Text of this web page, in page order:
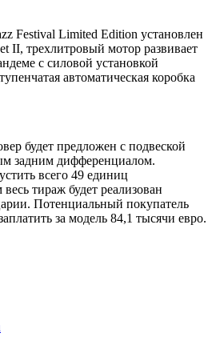
Festival Limited Edition установлен
II, трехлитровый мотор развивает
с силовой установкой
автоматическая коробка
будет предложен с подвеской
задним дифференциалом.
всего 49 единиц
тираж будет реализован
Потенциальный покупатель
за модель 84,1 тысячи евро.